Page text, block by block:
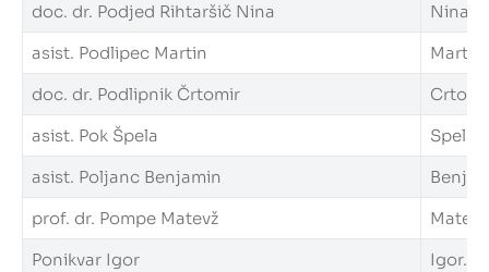
doc. dr. Podjed Rihtaršič Nina
asist. Podlipec Martin
doc. dr. Podlipnik Črtomir
asist. Pok Špela
asist. Poljanc Benjamin
prof. dr. Pompe Matevž
Ponikvar Igor